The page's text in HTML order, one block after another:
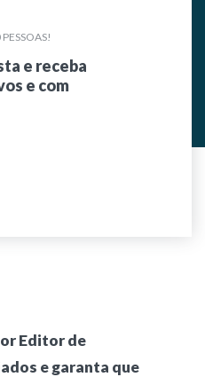
e receba
e com
Editor de
e garanta que